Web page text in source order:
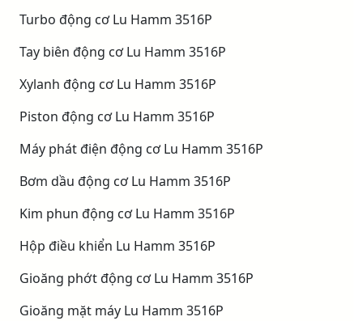
Turbo động cơ Lu Hamm 3516P
Tay biên động cơ Lu Hamm 3516P
Xylanh động cơ Lu Hamm 3516P
Piston động cơ Lu Hamm 3516P
Máy phát điện động cơ Lu Hamm 3516P
Bơm dầu động cơ Lu Hamm 3516P
Kim phun động cơ Lu Hamm 3516P
Hộp điều khiển Lu Hamm 3516P
Gioăng phớt động cơ Lu Hamm 3516P
Gioăng mặt máy Lu Hamm 3516P